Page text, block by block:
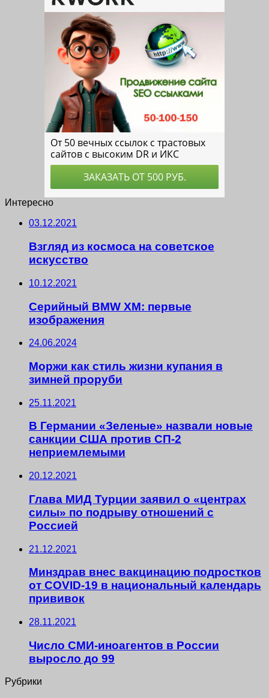
Интересно
03.12.2021
Взгляд из космоса на советское
искусство
10.12.2021
Серийный BMW XM: первые
изображения
24.06.2024
Моржи как стиль жизни купания в
зимней проруби
25.11.2021
В Германии «Зеленые» назвали новые
санкции США против СП-2
неприемлемыми
20.12.2021
Глава МИД Турции заявил о «центрах
силы» по подрыву отношений с
Россией
21.12.2021
Минздрав внес вакцинацию подростков
от COVID-19 в национальный календарь
прививок
28.11.2021
Число СМИ-иноагентов в России
выросло до 99
Рубрики